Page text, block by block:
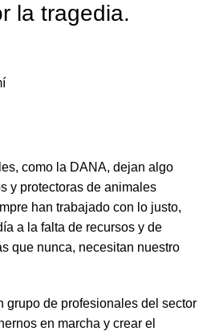
la tragedia.
como la DANA, dejan algo
y protectoras de animales
han trabajado con lo justo,
a la falta de recursos y de
que nunca, necesitan nuestro
grupo de profesionales del sector
en marcha y crear el